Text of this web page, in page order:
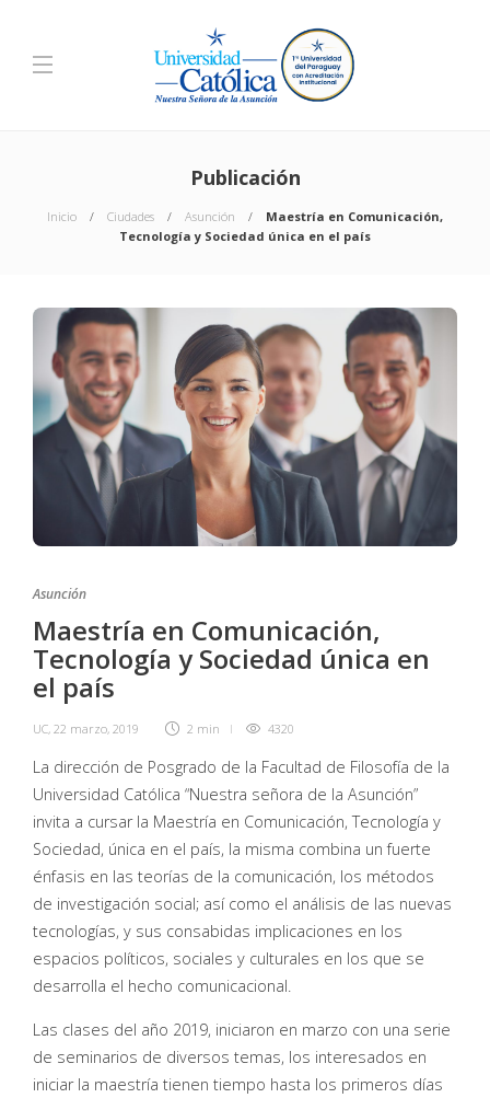
Publicación
Inicio Ciudades Asunción
Maestría en Comunicación,
Tecnología y Sociedad única en el país
Asunción
Maestría en Comunicación,
Tecnología y Sociedad única en
el país
UC, 22 marzo, 2019 2 min 4320
La dirección de Posgrado de la Facultad de Filosofía de la
Universidad Católica “Nuestra señora de la Asunción”
invita a cursar la Maestría en Comunicación, Tecnología y
Sociedad, única en el país, la misma combina un fuerte
énfasis en las teorías de la comunicación, los métodos
de investigación social; así como el análisis de las nuevas
tecnologías, y sus consabidas implicaciones en los
espacios políticos, sociales y culturales en los que se
desarrolla el hecho comunicacional.
Las clases del año 2019, iniciaron en marzo con una serie
de seminarios de diversos temas, los interesados en
iniciar la maestría tienen tiempo hasta los primeros días